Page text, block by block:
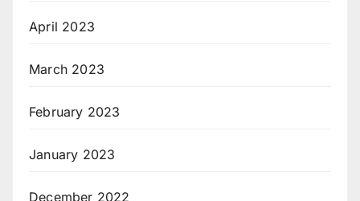
April 2023
March 2023
February 2023
January 2023
December 2022